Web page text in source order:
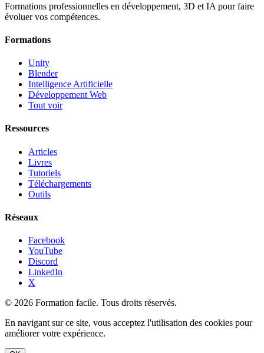
Formations professionnelles en développement, 3D et IA pour faire
évoluer vos compétences.
Formations
Unity
Blender
Intelligence Artificielle
Développement Web
Tout voir
Ressources
Articles
Livres
Tutoriels
Téléchargements
Outils
Réseaux
Facebook
YouTube
Discord
LinkedIn
X
© 2026 Formation facile. Tous droits réservés.
En navigant sur ce site, vous acceptez l'utilisation des cookies pour
améliorer votre expérience.